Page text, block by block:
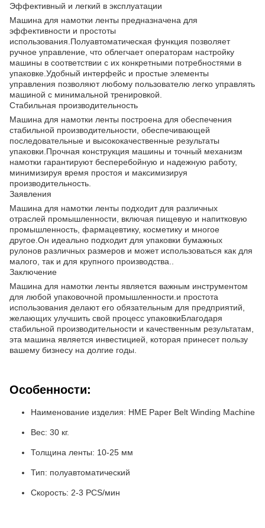
Эффективный и легкий в эксплуатации
Машина для намотки ленты предназначена для
эффективности и простоты
использования.Полуавтоматическая функция позволяет
ручное управление, что облегчает операторам настройку
машины в соответствии с их конкретными потребностями в
упаковке.Удобный интерфейс и простые элементы
управления позволяют любому пользователю легко управлять
машиной с минимальной тренировкой.
Стабильная производительность
Машина для намотки ленты построена для обеспечения
стабильной производительности, обеспечивающей
последовательные и высококачественные результаты
упаковки.Прочная конструкция машины и точный механизм
намотки гарантируют бесперебойную и надежную работу,
минимизируя время простоя и максимизируя
производительность.
Заявления
Машина для намотки ленты подходит для различных
отраслей промышленности, включая пищевую и напитковую
промышленность, фармацевтику, косметику и многое
другое.Он идеально подходит для упаковки бумажных
рулонов различных размеров и может использоваться как для
малого, так и для крупного производства..
Заключение
Машина для намотки ленты является важным инструментом
для любой упаковочной промышленности.и простота
использования делают его обязательным для предприятий,
желающих улучшить свой процесс упаковкиБлагодаря
стабильной производительности и качественным результатам,
эта машина является инвестицией, которая принесет пользу
вашему бизнесу на долгие годы.
Особенности:
Наименование изделия: HME Paper Belt Winding Machine
Вес: 30 кг.
Толщина ленты: 10-25 мм
Тип: полуавтоматический
Скорость: 2-3 PCS/мин